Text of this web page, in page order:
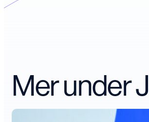
Mer under